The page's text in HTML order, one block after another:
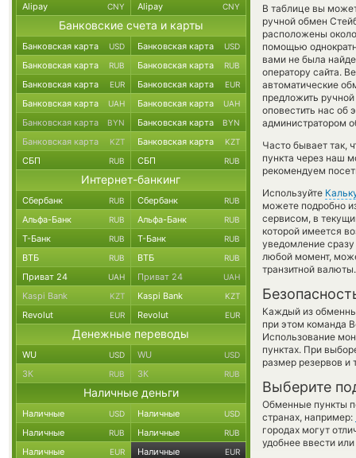
В таблице вы
ручной обмен
расположены
помощью
вами не была
оператору сайта.
автоматические
предложить
оповестить нас об
администратором
Часто бывает так,
пункта через наш
рекомендуем
Используйте
можете подробно
сервисом, в
которой имеется
уведомление
любой момент,
транзитной валюты.
Каждый из
при этом команда
Использование
пунктах. При
размер резервов и
Выберите
Обменные пункты
странах, например:
городах могут
удобнее ввести
Alipay CNY Alipay CNY
Банковские счета и карты
Банковская карта USD Банковская карта USD
Банковская карта RUB Банковская карта RUB
Банковская карта EUR Банковская карта EUR
Банковская карта UAH Банковская карта UAH
Банковская карта BYN Банковская карта BYN
Банковская карта KZT Банковская карта KZT
СБП RUB СБП RUB
Интернет-банкинг
Сбербанк RUB Сбербанк RUB
Альфа-Банк RUB Альфа-Банк RUB
Т-Банк RUB Т-Банк RUB
ВТБ RUB ВТБ RUB
Приват 24 UAH Приват 24 UAH
Kaspi Bank KZT Kaspi Bank KZT
Revolut EUR Revolut EUR
Денежные переводы
WU USD WU USD
ЗК RUB ЗК RUB
Наличные деньги
Наличные USD Наличные USD
Наличные RUB Наличные RUB
Наличные EUR Наличные EUR